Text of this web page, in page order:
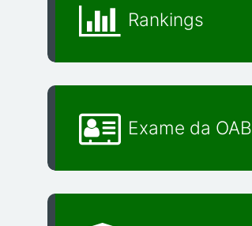
Rankings
Exame da OAB